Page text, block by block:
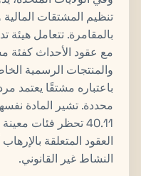
تنظيم المشتقات
مع عقود الأحداث كفئة
والمنتجات الرسمية
باعتباره مشتقًا يعتمد
40.11 تحظر فئات
العقود المتعلقة
النشاط غير القانوني.